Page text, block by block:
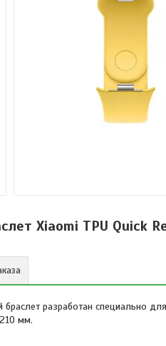
Xiaomi TPU Quick
разработан специально
мм.